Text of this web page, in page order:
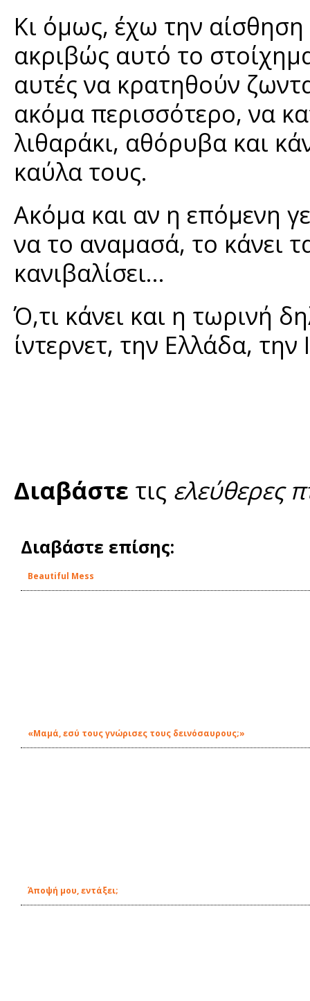
Κι όμως, έχω την
ακριβώς αυτό το
αυτές να κρατηθούν
ακόμα περισσότερο, να
λιθαράκι, αθόρυβα και
καύλα τους.
Ακόμα και αν η επόμενη
να το αναμασά, το κάνει
κανιβαλίσει…
Ό,τι κάνει και η τωρινή
ίντερνετ, την Ελλάδα, την
Διαβάστε τις ελεύθερες
Διαβάστε επίσης:
Beautiful Mess
«Μαμά, εσύ τους γνώρισες τους δεινόσαυρους;»
Άποψή μου, εντάξει;